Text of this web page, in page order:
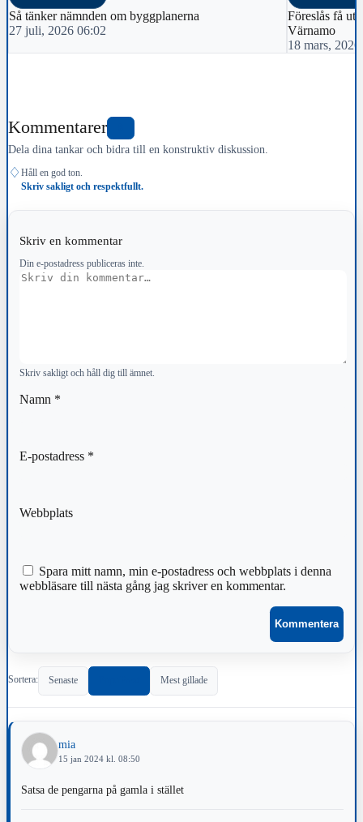
Så tänker nämnden om byggplanerna
27 juli, 2026 06:02
Föreslås få
Värnamo
18 mars,
Kommentarer
Dela dina tankar och bidra till en konstruktiv diskussion.
♢ Håll en god ton.
Skriv sakligt och respektfullt.
Skriv en kommentar
Din e-postadress publiceras inte.
Kommentar
Skriv sakligt och håll dig till ämnet.
Namn *
E-postadress *
Webbplats
Spara mitt namn, min e-postadress och webbplats i denna
webbläsare till nästa gång jag skriver en kommentar.
Sortera: Senaste Mest gillade
mia
15 jan 2024 kl. 08:50
Satsa de pengarna på gamla i stället